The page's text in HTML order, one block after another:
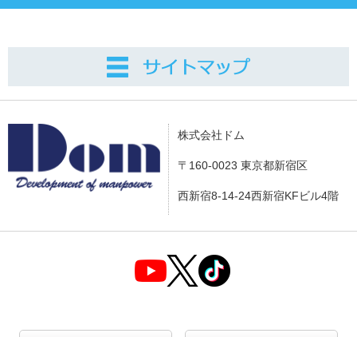
株式会社ドム
〒160-0023 東京都新宿区
西新宿8-14-24西新宿KFビル4階